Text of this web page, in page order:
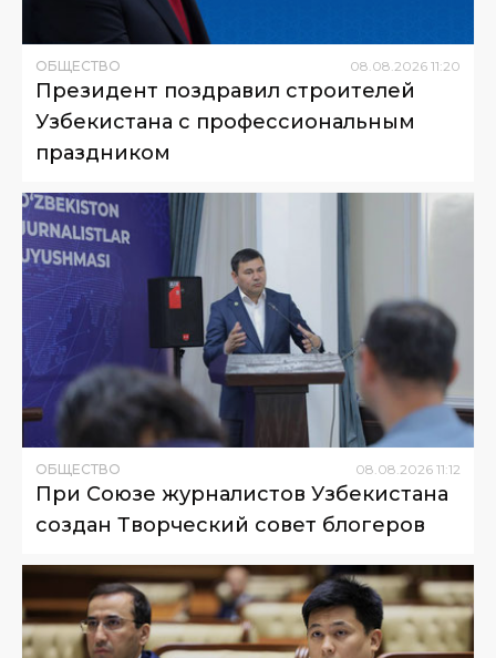
ОБЩЕСТВО 08.08.2026 11:20
Президент поздравил строителей
Узбекистана с профессиональным
праздником
ОБЩЕСТВО 08 08 2026 11:12
При Союзе журналистов Узбекистана
создан Творческий совет блогеров